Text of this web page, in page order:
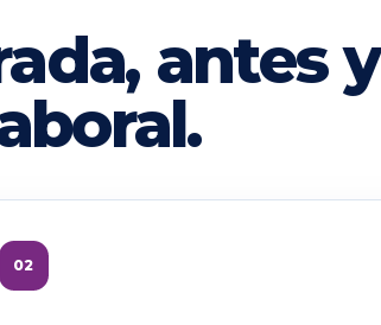
antes y
02